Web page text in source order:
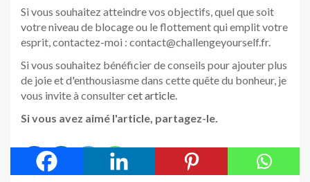
Si vous souhaitez atteindre vos objectifs, quel que soit
votre niveau de blocage ou le flottement qui emplit votre
esprit, contactez-moi : contact@challengeyourself.fr.
Si vous souhaitez bénéficier de conseils pour ajouter plus
de joie et d'enthousiasme dans cette quête du bonheur, je
vous invite à consultercet article.
Si vous avez aimé l'article, partagez-le.